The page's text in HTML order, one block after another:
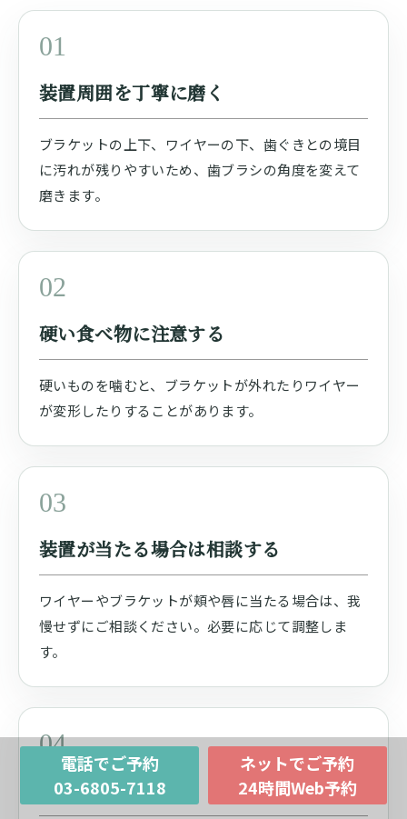
01
装置周囲を丁寧に磨く
ブラケットの上下、ワイヤーの下、歯ぐきとの境目
に汚れが残りやすいため、歯ブラシの角度を変えて
磨きます。
02
硬い食べ物に注意する
硬いものを噛むと、ブラケットが外れたりワイヤー
が変形したりすることがあります。
03
装置が当たる場合は相談する
ワイヤーやブラケットが頬や唇に当たる場合は、我
慢せずにご相談ください。必要に応じて調整しま
す。
04
定期通院を守る
電話でご予約
03-6805-7118
ネットでご予約
24時間Web予約